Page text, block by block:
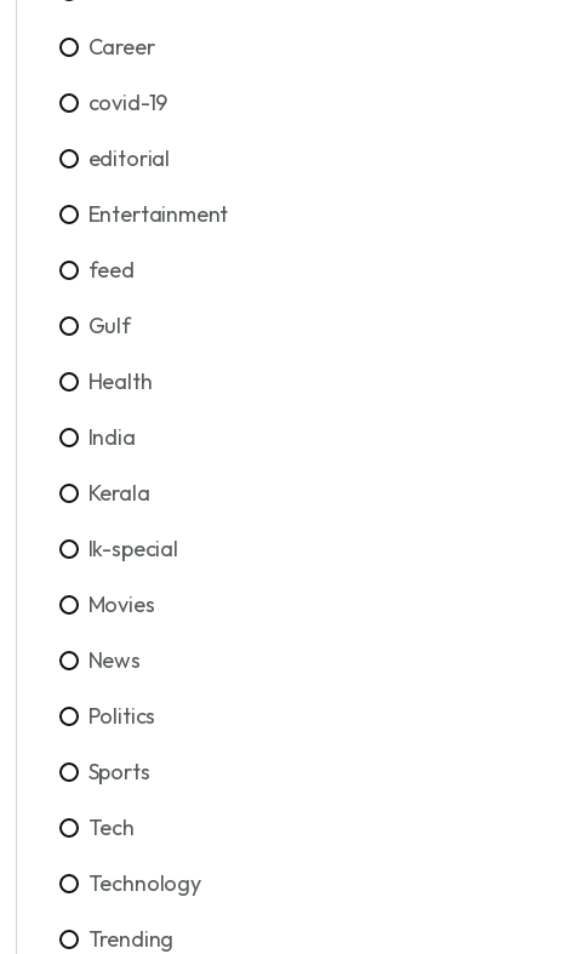
Career
covid-19
editorial
Entertainment
feed
Gulf
Health
India
Kerala
lk-special
Movies
News
Politics
Sports
Tech
Technology
Trending